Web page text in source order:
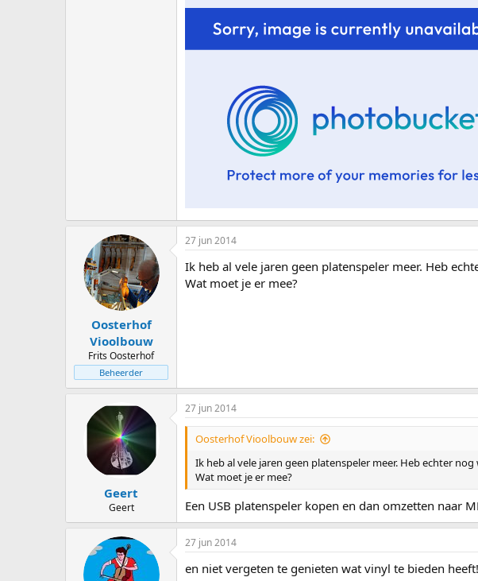
Oosterhof
Vioolbouw
Frits Oosterhof
Beheerder
27 jun 2014
Ik heb al vele jaren geen platenspeler meer. Heb
Wat moet je er mee?
Geert
Geert
27 jun 2014
Oosterhof Vioolbouw zei:
Ik heb al vele jaren geen platenspeler meer. Heb echter
Wat moet je er mee?
Een USB platenspeler kopen en dan omzetten naar
27 jun 2014
en niet vergeten te genieten wat vinyl te bieden heeft!